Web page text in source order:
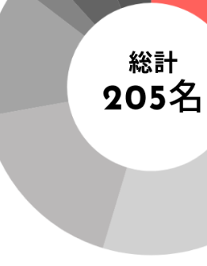
10万円の部分矯正を安さだけで選
①無理な治療は歯並びや噛み合わせ
②見た目は整っても噛み合わせが合
歯列矯正の費用の平均値
前歯12本を15万円で整える、Oh
10万円の部分矯正をするなら確認
①「10万円から」なのか「総額10万
②10万円に含まれている費用（検査